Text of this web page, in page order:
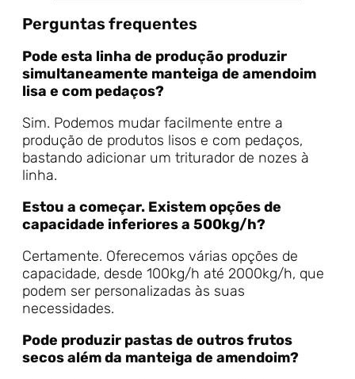
Perguntas frequentes
Pode esta linha de produção produzir
simultaneamente manteiga de amendoim
lisa e com pedaços?
Sim. Podemos mudar facilmente entre a
produção de produtos lisos e com pedaços,
bastando adicionar um triturador de nozes à
linha.
Estou a começar. Existem opções de
capacidade inferiores a 500kg/h?
Certamente. Oferecemos várias opções de
capacidade, desde 100kg/h até 2000kg/h, que
podem ser personalizadas às suas
necessidades.
Pode produzir pastas de outros frutos
secos além da manteiga de amendoim?